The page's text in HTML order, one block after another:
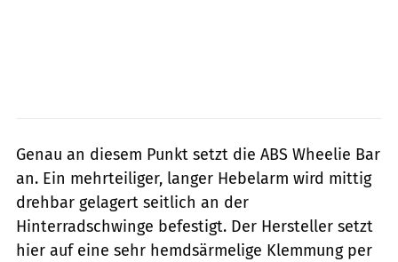
Genau an diesem Punkt setzt die ABS Wheelie Bar
an. Ein mehrteiliger, langer Hebelarm wird mittig
drehbar gelagert seitlich an der
Hinterradschwinge befestigt. Der Hersteller setzt
hier auf eine sehr hemdsärmelige Klemmung per